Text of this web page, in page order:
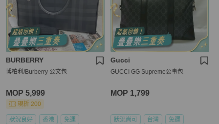
BURBERRY
博柏利/Burberry 公文包
MOP 5,999
現折 200
狀況良好 香港 免運
Gucci
GUCCI GG Supreme公事包
MOP 1,799
狀況尚可 台灣 免運